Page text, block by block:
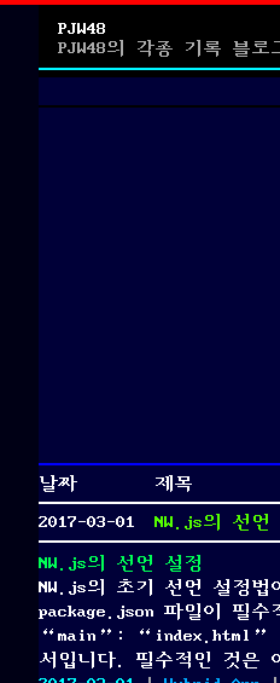
PJW48
PJW48의 각종 기록 블로
날짜 제목
2017-03-01
NW.js의 선언
NW.js의 선언 설정
NW.js의 초기 선언 설정
package.json 파일이 필
“main”: “index.html” }
서입니다. 필수적인 것